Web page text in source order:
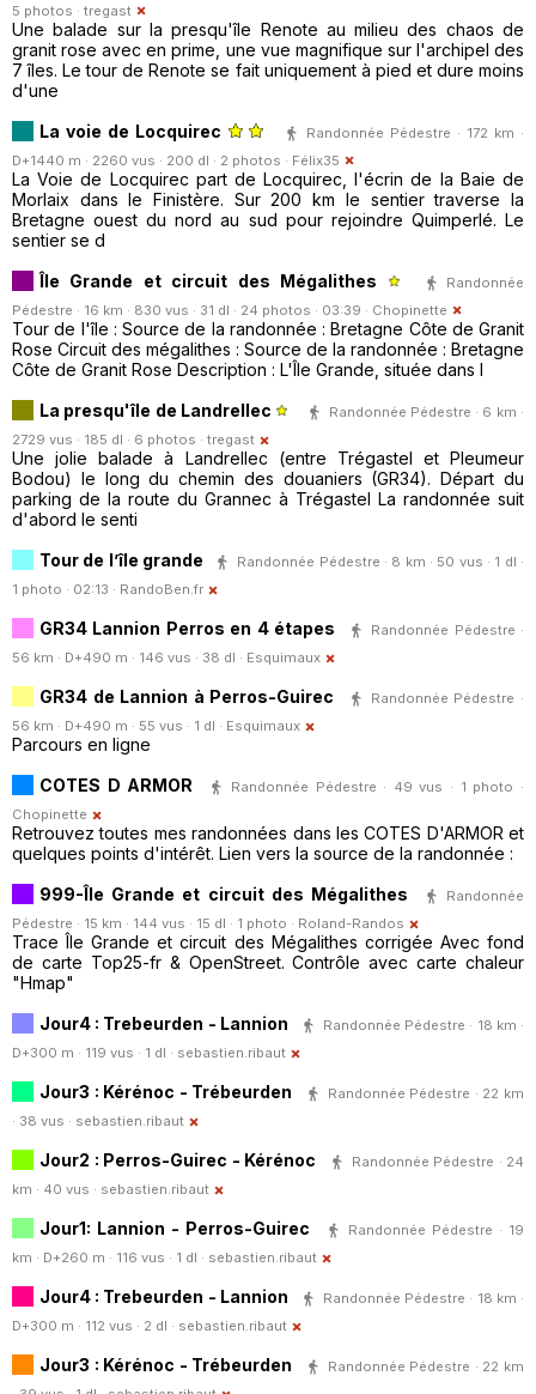
5 photos · tregast
Une balade sur la presqu'île Renote au milieu des chaos de
granit rose avec en prime, une vue magnifique sur l'archipel des
7 îles. Le tour de Renote se fait uniquement à pied et dure moins
d'une
La voie de Locquirec
Randonnée Pédestre · 172 km ·
D+1440 m · 2260 vus · 200 dl · 2 photos · Félix35
La Voie de Locquirec part de Locquirec, l'écrin de la Baie de
Morlaix dans le Finistère. Sur 200 km le sentier traverse la
Bretagne ouest du nord au sud pour rejoindre Quimperlé. Le
sentier se d
Île Grande et circuit des Mégalithes
Randonnée
Pédestre · 16 km · 830 vus · 31 dl · 24 photos · 03:39 · Chopinette
Tour de l'île : Source de la randonnée : Bretagne Côte de Granit
Rose Circuit des mégalithes : Source de la randonnée : Bretagne
Côte de Granit Rose Description : L'Île Grande, située dans l
La presqu'île de Landrellec
Randonnée Pédestre · 6 km ·
2729 vus · 185 dl · 6 photos · tregast
Une jolie balade à Landrellec (entre Trégastel et Pleumeur
Bodou) le long du chemin des douaniers (GR34). Départ du
parking de la route du Grannec à Trégastel La randonnée suit
d'abord le senti
Tour de l’île grande
Randonnée Pédestre · 8 km · 50 vus · 1 dl ·
1 photo · 02:13 · RandoBen.fr
GR34 Lannion Perros en 4 étapes
Randonnée Pédestre ·
56 km · D+490 m · 146 vus · 38 dl · Esquimaux
GR34 de Lannion à Perros-Guirec
Randonnée Pédestre ·
56 km · D+490 m · 55 vus · 1 dl · Esquimaux
Parcours en ligne
COTES D ARMOR
Randonnée Pédestre · 49 vus · 1 photo ·
Chopinette
Retrouvez toutes mes randonnées dans les COTES D'ARMOR et
quelques points d'intérêt. Lien vers la source de la randonnée :
999-Île Grande et circuit des Mégalithes
Randonnée
Pédestre · 15 km · 144 vus · 15 dl · 1 photo · Roland-Randos
Trace Île Grande et circuit des Mégalithes corrigée Avec fond
de carte Top25-fr & OpenStreet. Contrôle avec carte chaleur
"Hmap"
Jour4 : Trebeurden - Lannion
Randonnée Pédestre · 18 km ·
D+300 m · 119 vus · 1 dl · sebastien.ribaut
Jour3 : Kérénoc - Trébeurden
Randonnée Pédestre · 22 km
· 38 vus · sebastien.ribaut
Jour2 : Perros-Guirec - Kérénoc
Randonnée Pédestre · 24
km · 40 vus · sebastien.ribaut
Jour1: Lannion - Perros-Guirec
Randonnée Pédestre · 19
km · D+260 m · 116 vus · 1 dl · sebastien.ribaut
Jour4 : Trebeurden - Lannion
Randonnée Pédestre · 18 km ·
D+300 m · 112 vus · 2 dl · sebastien.ribaut
Jour3 : Kérénoc - Trébeurden
Randonnée Pédestre · 22 km